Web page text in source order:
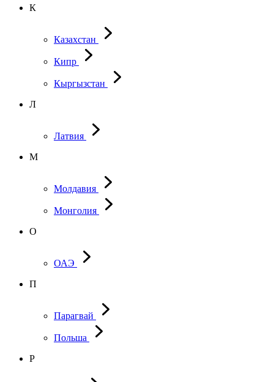
К
Казахстан
Кипр
Кыргызстан
Л
Латвия
М
Молдавия
Монголия
О
ОАЭ
П
Парагвай
Польша
Р